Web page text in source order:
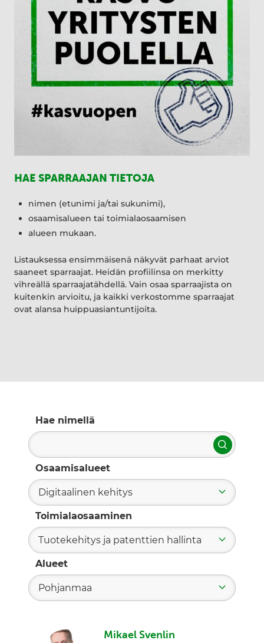
HAE SPARRAAJAN TIETOJA
nimen (etunimi ja/tai sukunimi),
osaamisalueen tai toimialaosaamisen
alueen mukaan.
Listauksessa ensimmäisenä näkyvät parhaat arviot
saaneet sparraajat. Heidän profiilinsa on merkitty
vihreällä sparraajatähdellä. Vain osaa sparraajista on
kuitenkin arvioitu, ja kaikki verkostomme sparraajat
ovat alansa huippuasiantuntijoita.
Hae nimellä
Hae
Osaamisalueet
Digitaalinen kehitys
Toimialaosaaminen
Tuotekehitys ja patenttien hallinta
Alueet
Pohjanmaa
Mikael Svenlin